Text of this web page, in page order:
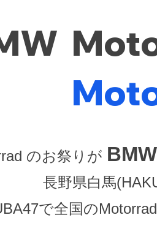
のお祭りが
長野県白馬
で全国の